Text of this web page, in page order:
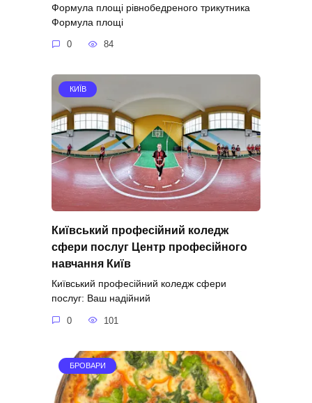
Формула площі рівнобедреного трикутника
Формула площі
0 84
КИЇВ
Київський професійний коледж
сфери послуг Центр професійного
навчання Київ
Київський професійний коледж сфери
послуг: Ваш надійний
0 101
БРОВАРИ